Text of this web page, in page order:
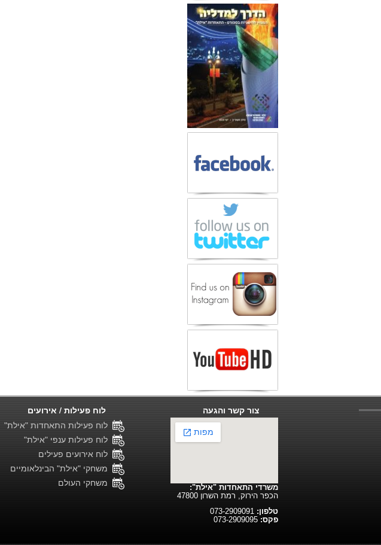
לוח פעילות / אירועים
לוח פעילות התאחדות "אילת"
לוח פעילות ענפי "אילת"
לוח אירועים פעילים
משחקי "אילת" הבינלאומיים
משחקי העולם
צור קשר והגעה
משרדי התאחדות "אילת":
הכפר הירוק, רמת השרון 47800
טלפון:
פקס: